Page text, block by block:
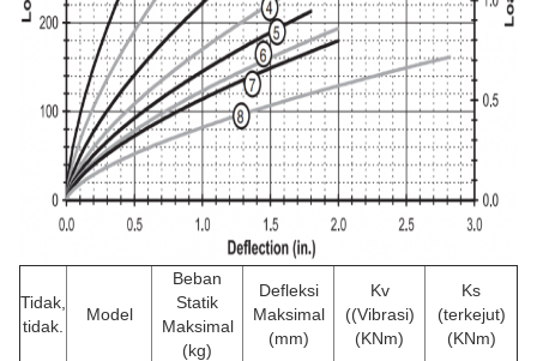
Tidak,
tidak.
Model
Beban
Statik
Maksimal
(kg)
Defleksi
Maksimal
(mm)
Kv
((Vibrasi)
(KNm)
Ks
(terkejut)
(KNm)